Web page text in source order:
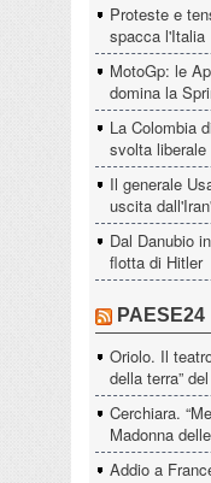
Proteste e
spacca l'Italia
MotoGp: le
domina la
La Colombia
svolta liberale
Il generale
uscita dall'Iran'
Dal Danubio
flotta di Hitler
PAESE24
Oriolo. Il
della terra”
Cerchiara.
Madonna
Addio a